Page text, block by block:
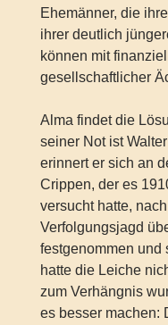
Ehemänner, die
ihrer deutlich
können mit
gesellschaftlicher
Alma findet die
seiner Not ist
erinnert er sich an
Crippen, der es
versucht hatte,
Verfolgungsjagd
festgenommen und
hatte die Leiche
zum Verhängnis
es besser machen: